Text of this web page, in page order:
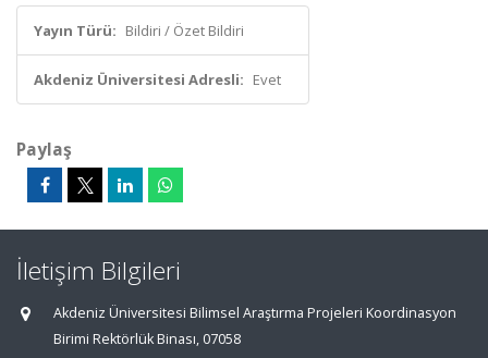
Yayın Türü: Bildiri / Özet Bildiri
Akdeniz Üniversitesi Adresli: Evet
Paylaş
İletişim Bilgileri
Akdeniz Üniversitesi Bilimsel Araştırma Projeleri Koordinasyon
Birimi Rektörlük Binası, 07058